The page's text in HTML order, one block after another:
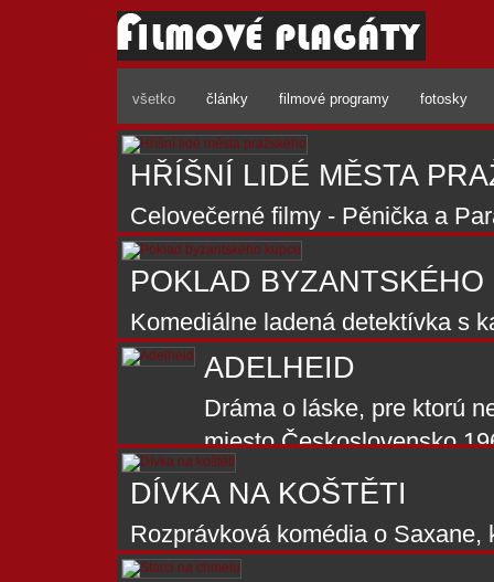
všetko články filmové programy fotosky
HŘÍŠNÍ LIDÉ MĚSTA
Celovečerné filmy - Pěnička a
a Vražda v hotelu Excelsior z
Československo 1970 -1971.
Josef Vinklář, František
POKLAD BYZANTSKÉHO
Komediálne ladená detektívka s
pomocou mladého dievčaťa pátra
Jiří Sovák, Lubomír Lipský,
Lohniský, Ilja Prachař
ADELHEID
Dráma o láske, pre ktorú
miesto,Československo
Vostrčil, Jana Krupičková,
Willig, Karel Hábl, Zdeněk
DÍVKA NA KOŠTĚTI
Rozprávková komédia o
ľuďmi pred výsadami